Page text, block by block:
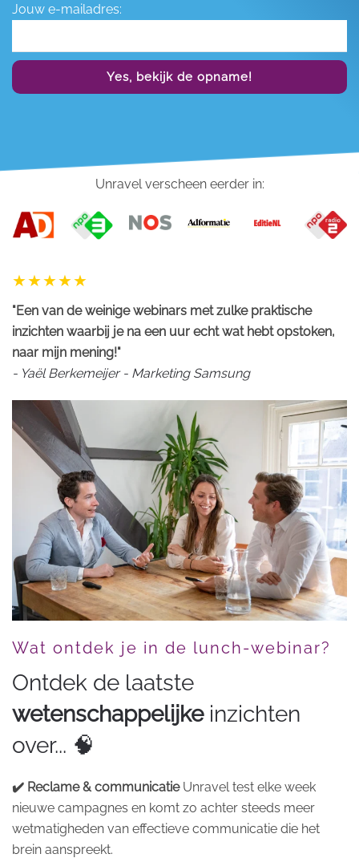
Jouw e-mailadres:
Yes, bekijk de opname!
Unravel verscheen eerder in:
"Een van de weinige webinars met zulke praktische
inzichten waarbij je na een uur echt wat hebt opstoken,
naar mijn mening!"
- Yaël Berkemeijer - Marketing Samsung
Wat ontdek je in de lunch-webinar?
Ontdek de laatste
wetenschappelijkeinzichten
over... 🧠
✔️ Reclame & communicatieUnravel test elke week
nieuwe campagnes en komt zo achter steeds meer
wetmatigheden van effectieve communicatie die het
brein aanspreekt.